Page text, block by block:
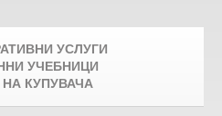
УСЛУГИ
УЧЕБНИЦИ
КУПУВАЧА